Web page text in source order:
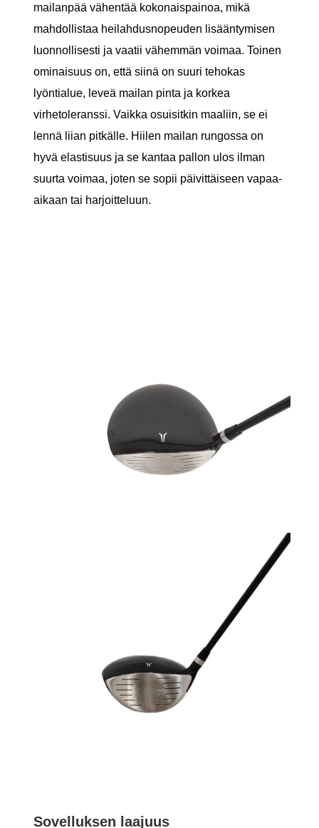
mailanpää vähentää kokonaispainoa, mikä
mahdollistaa heilahdusnopeuden lisääntymisen
luonnollisesti ja vaatii vähemmän voimaa. Toinen
ominaisuus on, että siinä on suuri tehokas
lyöntialue, leveä mailan pinta ja korkea
virhetoleranssi. Vaikka osuisitkin maaliin, se ei
lennä liian pitkälle. Hiilen mailan rungossa on
hyvä elastisuus ja se kantaa pallon ulos ilman
suurta voimaa, joten se sopii päivittäiseen vapaa-
aikaan tai harjoitteluun.
Sovelluksen laajuus